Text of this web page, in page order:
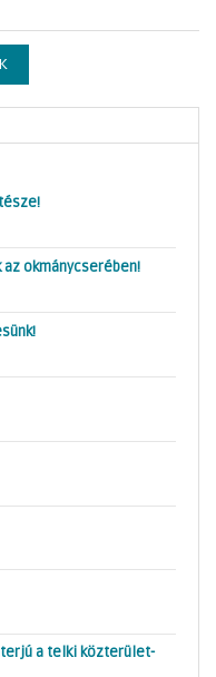
okmánycserében!
a telki közterület-